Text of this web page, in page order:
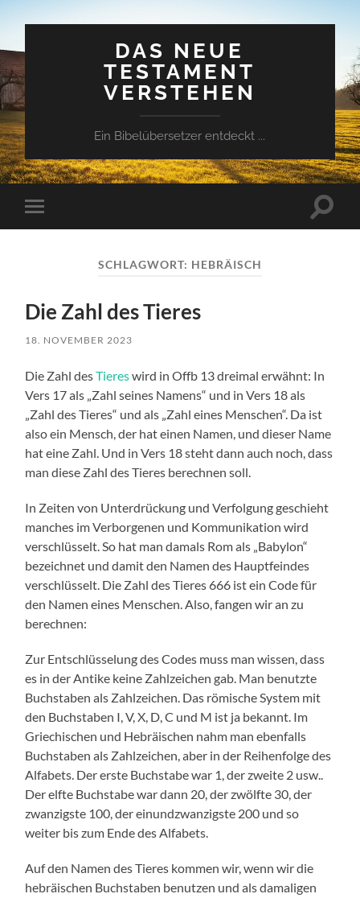
DAS NEUE
TESTAMENT
VERSTEHEN
Ein Bibelübersetzer entdeckt ...
Mobile-
Menü
SCHLAGWORT: HEBRÄISCH
Die Zahl des Tieres
18. NOVEMBER 2023
Die Zahl desTiereswird in Offb 13 dreimal erwähnt: In
Vers 17 als „Zahl seines Namens“ und in Vers 18 als
„Zahl des Tieres“ und als „Zahl eines Menschen“. Da ist
also ein Mensch, der hat einen Namen, und dieser Name
hat eine Zahl. Und in Vers 18 steht dann auch noch, dass
man diese Zahl des Tieres berechnen soll.
In Zeiten von Unterdrückung und Verfolgung geschieht
manches im Verborgenen und Kommunikation wird
verschlüsselt. So hat man damals Rom als „Babylon“
bezeichnet und damit den Namen des Hauptfeindes
verschlüsselt. Die Zahl des Tieres 666 ist ein Code für
den Namen eines Menschen. Also, fangen wir an zu
berechnen:
Zur Entschlüsselung des Codes muss man wissen, dass
es in der Antike keine Zahlzeichen gab. Man benutzte
Buchstaben als Zahlzeichen. Das römische System mit
den Buchstaben I, V, X, D, C und M ist ja bekannt. Im
Griechischen und Hebräischen nahm man ebenfalls
Buchstaben als Zahlzeichen, aber in der Reihenfolge des
Alfabets. Der erste Buchstabe war 1, der zweite 2 usw..
Der elfte Buchstabe war dann 20, der zwölfte 30, der
zwanzigste 100, der einundzwanzigste 200 und so
weiter bis zum Ende des Alfabets.
Auf den Namen des Tieres kommen wir, wenn wir die
hebräischen Buchstaben benutzen und als damaligen